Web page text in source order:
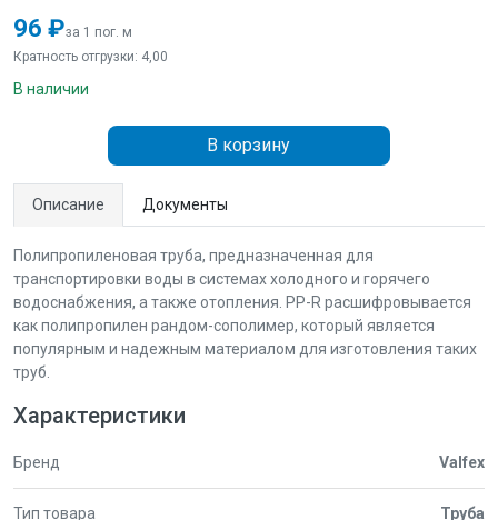
96 ₽за 1 пог. м
Кратность отгрузки: 4,00
В наличии
В корзину
Описание Документы
Полипропиленовая труба, предназначенная для
транспортировки воды в системах холодного и горячего
водоснабжения, а также отопления. PP-R расшифровывается
как полипропилен рандом-сополимер, который является
популярным и надежным материалом для изготовления таких
труб.
Характеристики
Бренд Valfex
Тип товара Труба